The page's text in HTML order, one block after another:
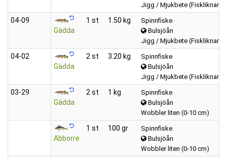
Jigg / Mjukbete
04‑09
Gädda
1 st 1.50 kg
Spinnfiske
Bulsjöån
Jigg / Mjukbete
04‑02
Gädda
2 st 3.20 kg
Spinnfiske
Bulsjöån
Jigg / Mjukbete
03‑29
Gädda
2 st 1 kg
Spinnfiske
Bulsjöån
Wobbler liten (0-10 cm)
Abborre
1 st 100 gr
Spinnfiske
Bulsjöån
Wobbler liten (0-10 cm)